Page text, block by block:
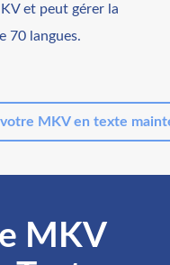
et peut gérer la
70 langues.
MKV en texte
MKV